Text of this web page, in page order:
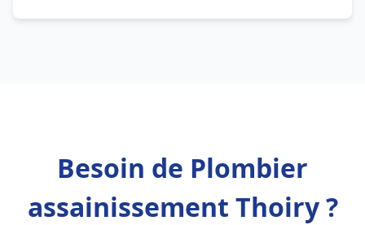
Besoin de Plombier
assainissement Thoiry ?